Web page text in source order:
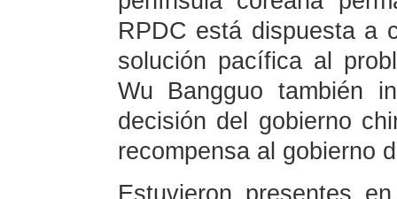
RPDC está dispuesta a
solución pacífica al
Wu Bangguo también
decisión del gobierno
recompensa al gobierno
Estuvieron presentes